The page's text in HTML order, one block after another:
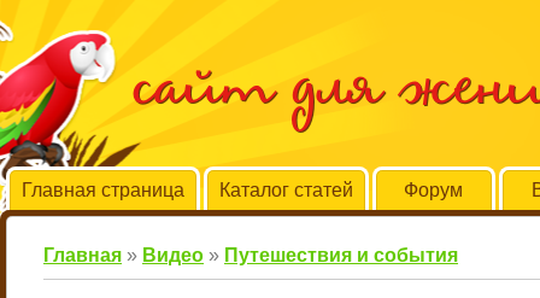
сайт для
Главная страница Каталог статей Форум
Главная » Видео » Путешествия и события